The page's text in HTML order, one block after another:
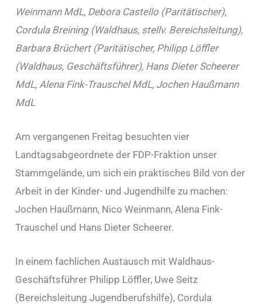
Weinmann MdL, Debora Castello (Paritätischer),
Cordula Breining (Waldhaus, stellv. Bereichsleitung),
Barbara Brüchert (Paritätischer, Philipp Löffler
(Waldhaus, Geschäftsführer), Hans Dieter Scheerer
MdL, Alena Fink-Trauschel MdL, Jochen Haußmann
MdL
Am vergangenen Freitag besuchten vier
Landtagsabgeordnete der FDP-Fraktion unser
Stammgelände, um sich ein praktisches Bild von der
Arbeit in der Kinder- und Jugendhilfe zu machen:
Jochen Haußmann, Nico Weinmann, Alena Fink-
Trauschel und Hans Dieter Scheerer.
In einem fachlichen Austausch mit Waldhaus-
Geschäftsführer Philipp Löffler, Uwe Seitz
(Bereichsleitung Jugendberufshilfe), Cordula